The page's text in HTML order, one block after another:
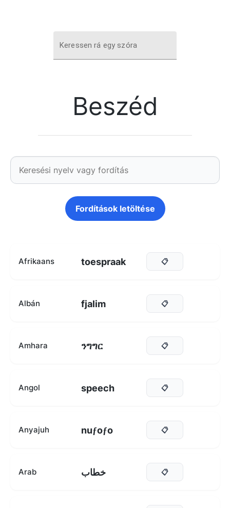
Keressen rá egy szóra
Beszéd
Fordítások letöltése
Afrikaans toespraak 📋
Albán fjalim 📋
Amhara ንግግር 📋
Angol speech 📋
Anyajuh nuƒoƒo 📋
Arab خطاب 📋